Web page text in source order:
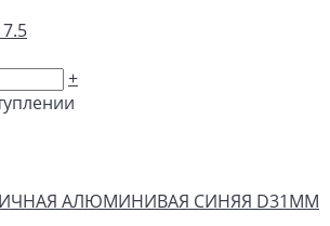
+
АЛЮМИНИВАЯ СИНЯЯ D31ММ